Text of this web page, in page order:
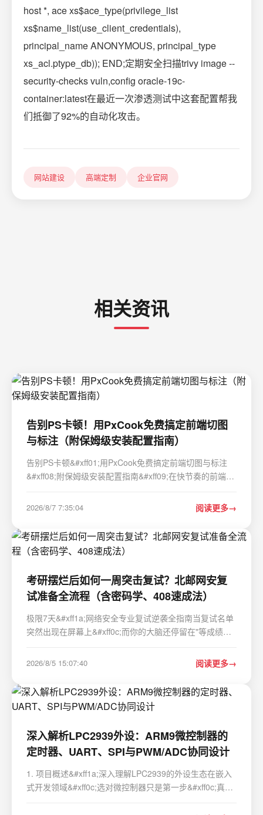
host *, ace xs$ace_type(privilege_list
xs$name_list(use_client_credentials),
principal_name ANONYMOUS, principal_type
xs_acl.ptype_db)); END;定期安全扫描trivy image --
security-checks vuln,config oracle-19c-
container:latest在最近一次渗透测试中这套配置帮我
们抵御了92%的自动化攻击。
网站建设 高端定制 企业官网
相关资讯
告别PS卡顿！用PxCook免费搞定前端切图
与标注（附保姆级安装配置指南）
告别PS卡顿&#xff01;用PxCook免费搞定前端切图与标注
&#xff08;附保姆级安装配置指南&#xff09;在快节奏的前端开
目进度。传统Photoshop虽然功能强大&#xff0c;但其高昂的
2026/8/7 7:35:04 阅读更多
考研摆烂后如何一周突击复试？北邮网安复
试准备全流程（含密码学、408速成法）
极限7天&#xff1a;网络安全专业复试逆袭全指南当复试名单
突然出现在屏幕上&#xff0c;而你的大脑还停留在"等成绩期
&#xff0c;相信很多考研边缘人都深有体会。网络安全专业的
2026/8/5 15:07:40 阅读更多
深入解析LPC2939外设：ARM9微控制器的
定时器、UART、SPI与PWM/ADC协同设计
1. 项目概述&#xff1a;深入理解LPC2939的外设生态在嵌入
式开发领域&#xff0c;选对微控制器只是第一步&#xff0c;真正